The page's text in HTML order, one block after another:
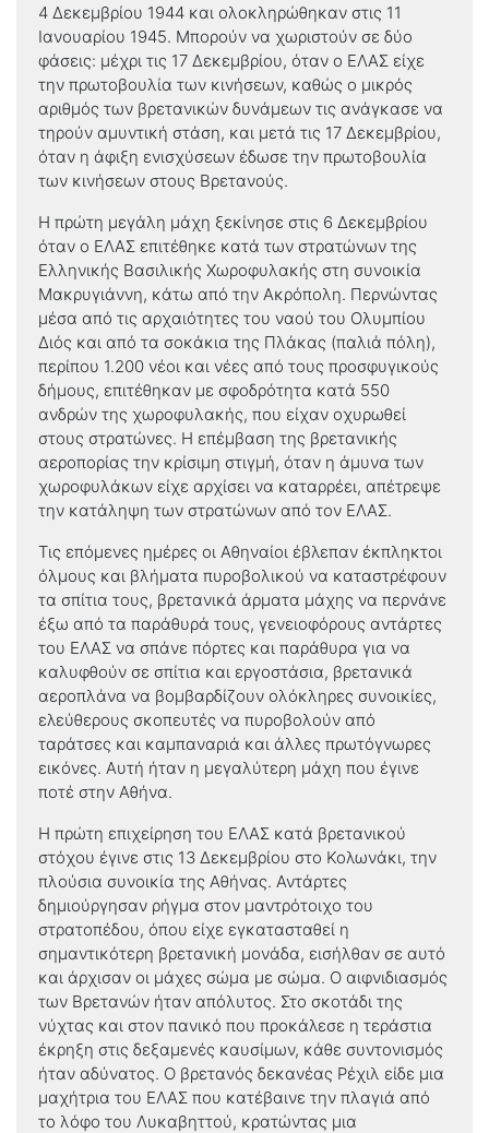
4 Δεκεμβρίου 1944 και ολοκληρώθηκαν στις 11
Ιανουαρίου 1945. Μπορούν να χωριστούν σε δύο
φάσεις: μέχρι τις 17 Δεκεμβρίου, όταν ο ΕΛΑΣ είχε
την πρωτοβουλία των κινήσεων, καθώς ο μικρός
αριθμός των βρετανικών δυνάμεων τις ανάγκασε να
τηρούν αμυντική στάση, και μετά τις 17 Δεκεμβρίου,
όταν η άφιξη ενισχύσεων έδωσε την πρωτοβουλία
των κινήσεων στους Βρετανούς.
Η πρώτη μεγάλη μάχη ξεκίνησε στις 6 Δεκεμβρίου
όταν ο ΕΛΑΣ επιτέθηκε κατά των στρατώνων της
Ελληνικής Βασιλικής Χωροφυλακής στη συνοικία
Μακρυγιάννη, κάτω από την Ακρόπολη. Περνώντας
μέσα από τις αρχαιότητες του ναού του Ολυμπίου
Διός και από τα σοκάκια της Πλάκας (παλιά πόλη),
περίπου 1.200 νέοι και νέες από τους προσφυγικούς
δήμους, επιτέθηκαν με σφοδρότητα κατά 550
ανδρών της χωροφυλακής, που είχαν οχυρωθεί
στους στρατώνες. Η επέμβαση της βρετανικής
αεροπορίας την κρίσιμη στιγμή, όταν η άμυνα των
χωροφυλάκων είχε αρχίσει να καταρρέει, απέτρεψε
την κατάληψη των στρατώνων από τον ΕΛΑΣ.
Τις επόμενες ημέρες οι Αθηναίοι έβλεπαν έκπληκτοι
όλμους και βλήματα πυροβολικού να καταστρέφουν
τα σπίτια τους, βρετανικά άρματα μάχης να περνάνε
έξω από τα παράθυρά τους, γενειοφόρους αντάρτες
του ΕΛΑΣ να σπάνε πόρτες και παράθυρα για να
καλυφθούν σε σπίτια και εργοστάσια, βρετανικά
αεροπλάνα να βομβαρδίζουν ολόκληρες συνοικίες,
ελεύθερους σκοπευτές να πυροβολούν από
ταράτσες και καμπαναριά και άλλες πρωτόγνωρες
εικόνες. Αυτή ήταν η μεγαλύτερη μάχη που έγινε
ποτέ στην Αθήνα.
Η πρώτη επιχείρηση του ΕΛΑΣ κατά βρετανικού
στόχου έγινε στις 13 Δεκεμβρίου στο Κολωνάκι, την
πλούσια συνοικία της Αθήνας. Αντάρτες
δημιούργησαν ρήγμα στον μαντρότοιχο του
στρατοπέδου, όπου είχε εγκατασταθεί η
σημαντικότερη βρετανική μονάδα, εισήλθαν σε αυτό
και άρχισαν οι μάχες σώμα με σώμα. Ο αιφνιδιασμός
των Βρετανών ήταν απόλυτος. Στο σκοτάδι της
νύχτας και στον πανικό που προκάλεσε η τεράστια
έκρηξη στις δεξαμενές καυσίμων, κάθε συντονισμός
ήταν αδύνατος. Ο βρετανός δεκανέας Ρέχιλ είδε μια
μαχήτρια του ΕΛΑΣ που κατέβαινε την πλαγιά από
το λόφο του Λυκαβηττού, κρατώντας μια